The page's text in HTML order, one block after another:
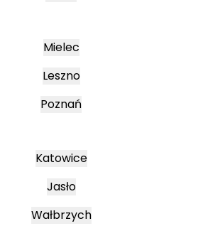
Mielec
Leszno
Poznań
Katowice
Jasło
Wałbrzych